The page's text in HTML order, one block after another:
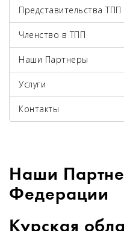
Представительства ТПП
Членство в ТПП
Наши Партнеры
Услуги
Контакты
Наши
Федерации
Курская